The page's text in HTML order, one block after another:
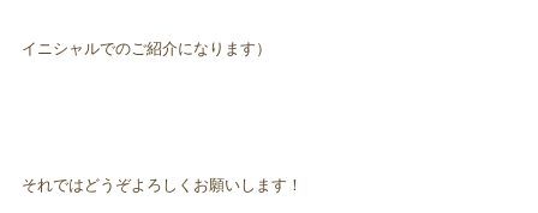
イニシャルでのご紹介になります）
それではどうぞよろしくお願いします！